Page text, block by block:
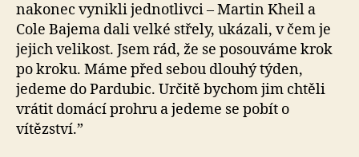
nakonec vynikli jednotlivci – Martin Kheil a
Cole Bajema dali velké střely, ukázali, v čem je
jejich velikost. Jsem rád, že se posouváme krok
po kroku. Máme před sebou dlouhý týden,
jedeme do Pardubic. Určitě bychom jim chtěli
vrátit domácí prohru a jedeme se pobít o
vítězství.”